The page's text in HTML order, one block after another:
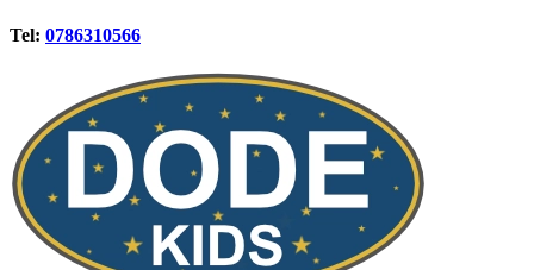
Tel: 0786310566